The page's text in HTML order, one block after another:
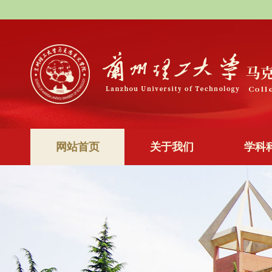
网站首页 关于我们 学科